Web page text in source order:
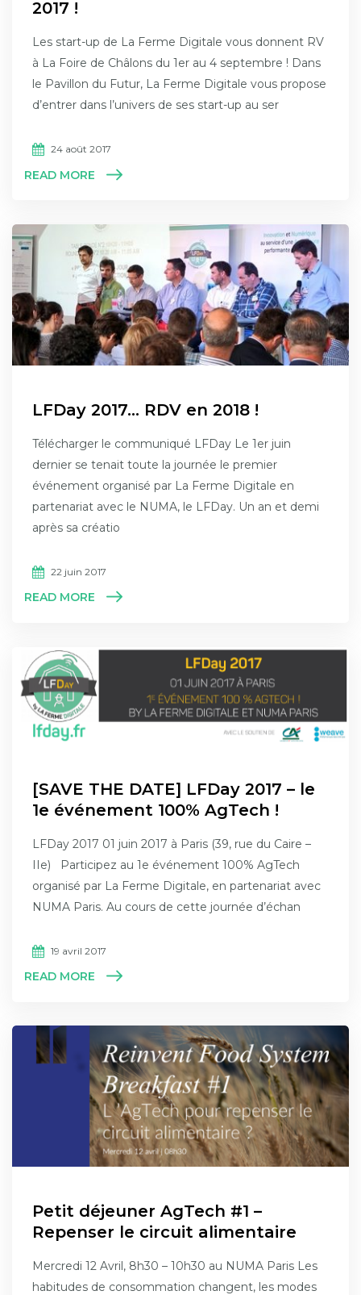
2017 !
Les start-up de La Ferme Digitale vous donnent RV
à La Foire de Châlons du 1er au 4 septembre ! Dans
le Pavillon du Futur, La Ferme Digitale vous propose
d’entrer dans l’univers de ses start-up au ser
24 août 2017
READ MORE
LFDay 2017… RDV en 2018 !
Télécharger le communiqué LFDay Le 1er juin
dernier se tenait toute la journée le premier
événement organisé par La Ferme Digitale en
partenariat avec le NUMA, le LFDay. Un an et demi
après sa créatio
22 juin 2017
READ MORE
[SAVE THE DATE] LFDay 2017 – le
1e événement 100% AgTech !
LFDay 2017 01 juin 2017 à Paris (39, rue du Caire –
IIe) Participez au 1e événement 100% AgTech
organisé par La Ferme Digitale, en partenariat avec
NUMA Paris. Au cours de cette journée d’échan
19 avril 2017
READ MORE
Petit déjeuner AgTech #1 –
Repenser le circuit alimentaire
Mercredi 12 Avril, 8h30 – 10h30 au NUMA Paris Les
habitudes de consommation changent, les modes